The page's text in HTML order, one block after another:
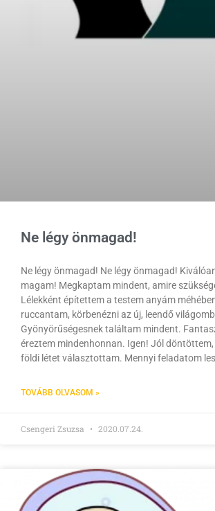
Ne légy önmagad!
Ne légy önmagad! Ne légy önmagad!
magam! Megkaptam mindent, amire
Lélekként építettem a testem anyám
ruccantam, körbenézni az új, leendő
Gyönyörűségesnek találtam mindent.
éreztem mindenhonnan. Igen! Jól döntöttem,
földi létet választottam. Mennyi feladatom
TOVÁBB OLVASOM »
Csengeri Zsuzsa 2020.07.24.